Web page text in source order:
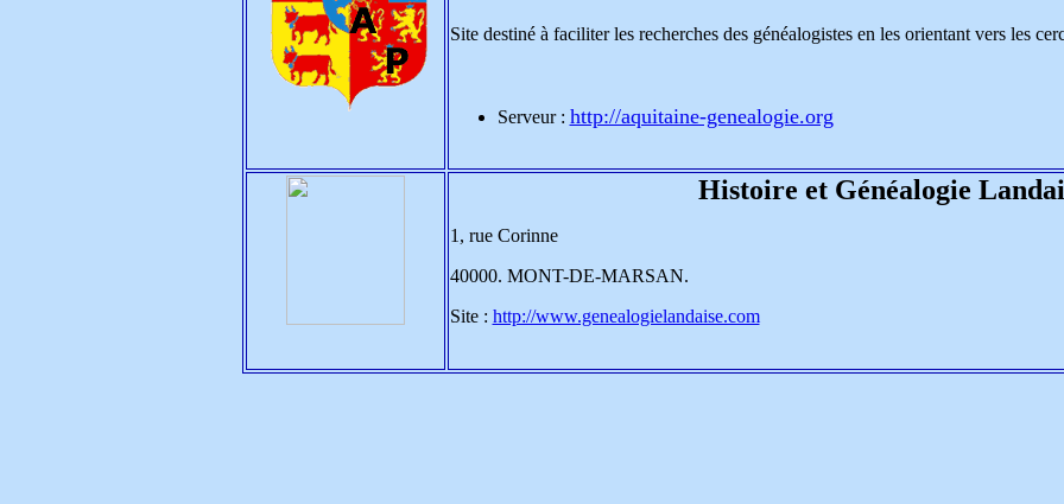
Site destiné à faciliter les recherches des généalogistes en les orientant vers les
Serveur : http://aquitaine-genealogie.org
Histoire et Généalogie
1, rue Corinne
40000. MONT-DE-MARSAN.
Site : http://www.genealogielandaise.com